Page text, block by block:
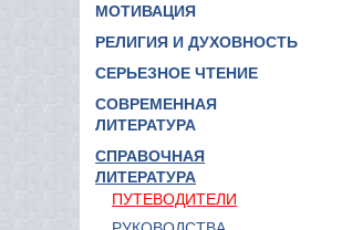
МОТИВАЦИЯ
РЕЛИГИЯ И ДУХОВНОСТЬ
СЕРЬЕЗНОЕ ЧТЕНИЕ
СОВРЕМЕННАЯ
ЛИТЕРАТУРА
СПРАВОЧНАЯ
ЛИТЕРАТУРА
ПУТЕВОДИТЕЛИ